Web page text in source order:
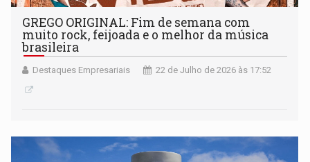
GREGO ORIGINAL: Fim de semana com
muito rock, feijoada e o melhor da música
brasileira
Destaques Empresariais 22 de Julho de 2026 às 17:52